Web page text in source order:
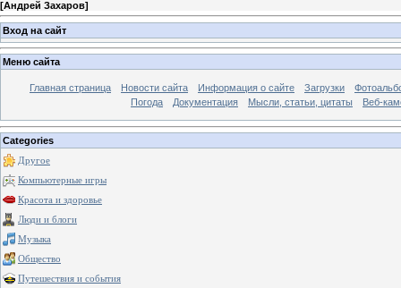
[Андрей Захаров]
Вход на сайт
Меню сайта
Главная страница Новости сайта Информация о сайте Загрузки
Погода
Документация Мысли, статьи, цитаты Веб-
Categories
Другое
Компьютерные игры
Красота и здоровье
Люди и блоги
Музыка
Общество
Путешествия и события